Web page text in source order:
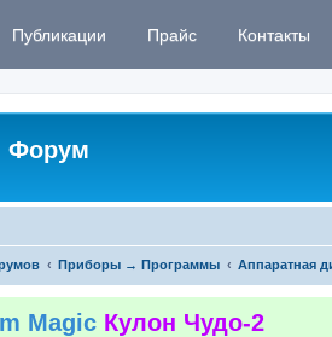
Публикации Прайс Контакты
Форум
Приборы → Программы Аппаратная
Magic Кулон Чудо-2